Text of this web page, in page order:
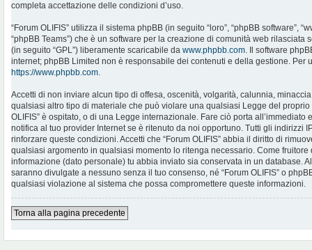
completa accettazione delle condizioni d’uso.
“Forum OLIFIS” utilizza il sistema phpBB (in seguito “loro”, “phpBB software”,
“phpBB Teams”) che è un software per la creazione di comunità web rilasciata
(in seguito “GPL”) liberamente scaricabile da www.phpbb.com. Il software
internet; phpBB Limited non è responsabile dei contenuti e della gestione. Per
https://www.phpbb.com.
Accetti di non inviare alcun tipo di offesa, oscenità, volgarità, calunnia,
qualsiasi altro tipo di materiale che può violare una qualsiasi Legge del proprio
OLIFIS” è ospitato, o di una Legge internazionale. Fare ciò porta
notifica al tuo provider Internet se è ritenuto da noi opportuno. Tutti gli indirizzi
rinforzare queste condizioni. Accetti che “Forum OLIFIS” abbia il diritto di
qualsiasi argomento in qualsiasi momento lo ritenga necessario. Come
informazione (dato personale) tu abbia inviato sia conservata in un database.
saranno divulgate a nessuno senza il tuo consenso, né “Forum OLIFIS” o
qualsiasi violazione al sistema che possa compromettere queste informazioni.
Torna alla pagina precedente